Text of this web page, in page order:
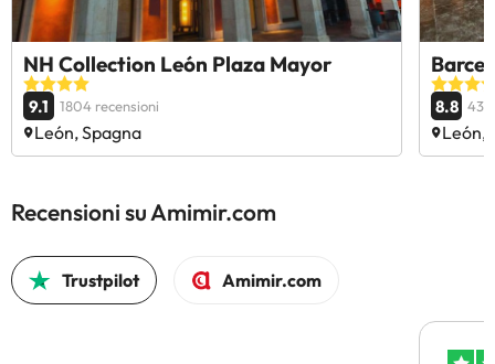
NH Collection León Plaza Mayor
9.1 1804 recensioni
León, Spagna
8.8
León,
Recensioni su Amimir.com
Trustpilot Amimir.com